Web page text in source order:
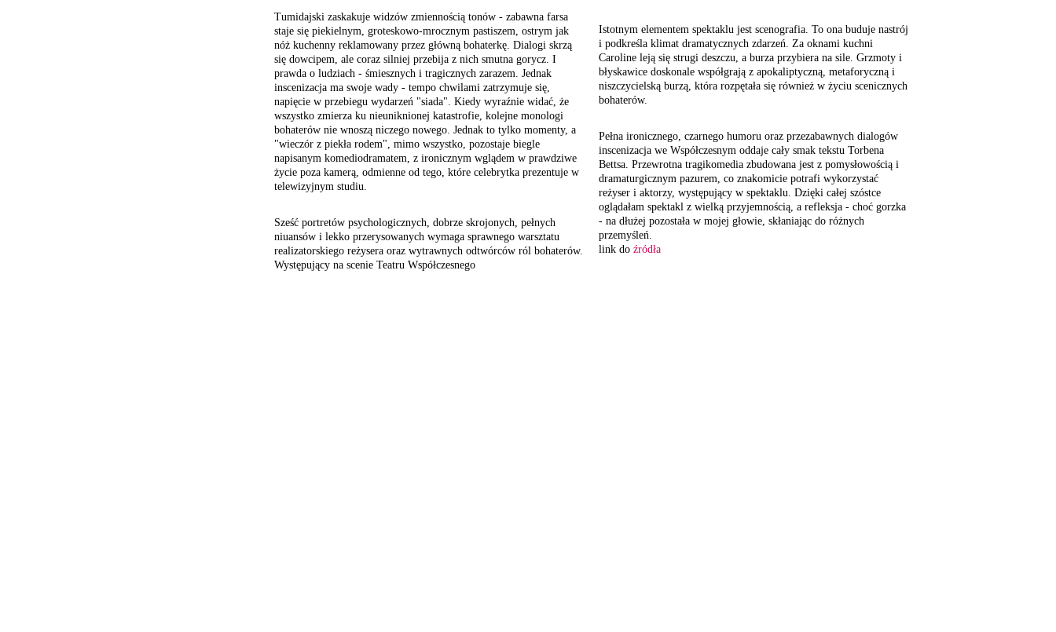
Tumidajski zaskakuje widzów zmiennością tonów - zabawna farsa
staje się piekielnym, groteskowo-mrocznym pastiszem, ostrym jak
nóż kuchenny reklamowany przez główną bohaterkę. Dialogi skrzą
się dowcipem, ale coraz silniej przebija z nich smutna gorycz. I
prawda o ludziach - śmiesznych i tragicznych zarazem. Jednak
inscenizacja ma swoje wady - tempo chwilami zatrzymuje się,
napięcie w przebiegu wydarzeń "siada". Kiedy wyraźnie widać, że
wszystko zmierza ku nieuniknionej katastrofie, kolejne monologi
bohaterów nie wnoszą niczego nowego. Jednak to tylko momenty, a
"wieczór z piekła rodem", mimo wszystko, pozostaje biegle
napisanym komediodramatem, z ironicznym wglądem w prawdziwe
życie poza kamerą, odmienne od tego, które celebrytka prezentuje w
telewizyjnym studiu.
Sześć portretów psychologicznych, dobrze skrojonych, pełnych
niuansów i lekko przerysowanych wymaga sprawnego warsztatu
realizatorskiego reżysera oraz wytrawnych odtwórców ról bohaterów.
Występujący na scenie Teatru Współczesnego
Istotnym elementem spektaklu jest scenografia. To ona buduje nastrój
i podkreśla klimat dramatycznych zdarzeń. Za oknami kuchni
Caroline leją się strugi deszczu, a burza przybiera na sile. Grzmoty i
błyskawice doskonale współgrają z apokaliptyczną, metaforyczną i
niszczycielską burzą, która rozpętała się również w życiu scenicznych
bohaterów.
Pełna ironicznego, czarnego humoru oraz przezabawnych dialogów
inscenizacja we Współczesnym oddaje cały smak tekstu Torbena
Bettsa. Przewrotna tragikomedia zbudowana jest z pomysłowością i
dramaturgicznym pazurem, co znakomicie potrafi wykorzystać
reżyser i aktorzy, występujący w spektaklu. Dzięki całej szóstce
oglądałam spektakl z wielką przyjemnością, a refleksja - choć gorzka
- na dłużej pozostała w mojej głowie, skłaniając do różnych
przemyśleń.
link do źródła